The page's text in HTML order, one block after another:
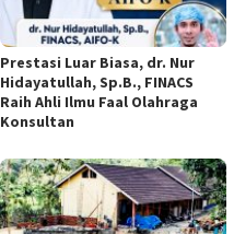
Prestasi Luar Biasa, dr. Nur
Hidayatullah, Sp.B., FINACS
Raih Ahli Ilmu Faal Olahraga
Konsultan